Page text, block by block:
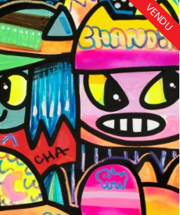
VENDU